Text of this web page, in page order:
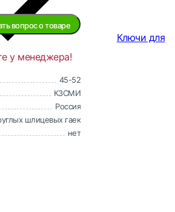
Ключи для
вопрос о товаре
у менеджера!
45-52
КЗСМИ
Россия
шлицевых гаек
нет